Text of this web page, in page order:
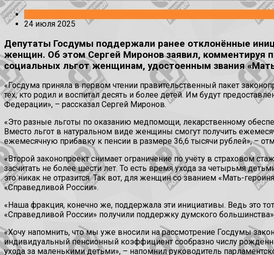
24 июля 2025
Депутаты Госдумы поддержали ранее отклонённые
женщин. Об этом Сергей Миронов заявил, комментируя
социальных льгот женщинам, удостоенным звания
«Госдума приняла в первом чтении правительственный пакет
тех, кто родил и воспитал десять и более детей. Им будут
Федерации», – рассказал Сергей Миронов.
«Это разные льготы по оказанию медпомощи, лекарственному
Вместо льгот в натуральном виде женщины смогут получить
ежемесячную прибавку к пенсии в размере 36,6 тысячи рублей», –
«Второй законопроект снимает ограничение по учёту в страховом
засчитать не более шести лет. То есть время ухода за четырьмя
это никак не отразится. Так вот, для женщин со званием «Мать-
«Справедливой России».
«Наша фракция, конечно же, поддержала эти инициативы. Ведь это
«Справедливой России» получили поддержку думского
«Хочу напомнить, что мы уже вносили на рассмотрение Госдумы
индивидуальный пенсионный коэффициент сообразно числу
ухода за маленькими детьми», – напомнил руководитель